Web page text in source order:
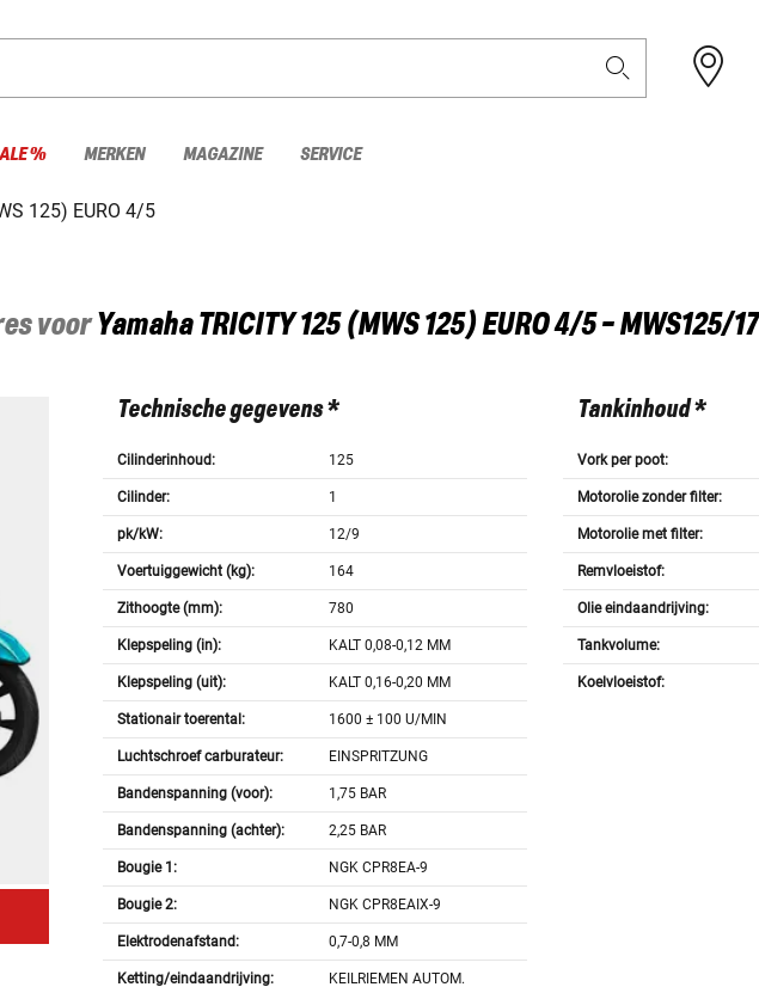
% MERKEN MAGAZINE SERVICE
125) EURO 4/5
voorYamaha TRICITY 125 (MWS 125) EURO 4/5 - MWS125/17
Technische gegevens *
Cilinderinhoud: 125
Cilinder: 1
pk/kW: 12/9
Voertuiggewicht (kg): 164
Zithoogte (mm): 780
Klepspeling (in): KALT 0,08-0,12 MM
Klepspeling (uit): KALT 0,16-0,20 MM
Stationair toerental: 1600 ± 100 U/MIN
Luchtschroef carburateur: EINSPRITZUNG
Bandenspanning (voor): 1,75 BAR
Bandenspanning (achter): 2,25 BAR
Bougie 1: NGK CPR8EA-9
Bougie 2: NGK CPR8EAIX-9
Elektrodenafstand: 0,7-0,8 MM
Ketting/eindaandrijving: KEILRIEMEN AUTOM.
Tankinhoud *
Vork per poot:
Motorolie zonder filter:
Motorolie met filter:
Remvloeistof:
Olie eindaandrijving:
Tankvolume:
Koelvloeistof: